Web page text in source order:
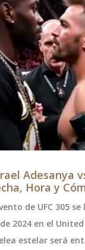
Adesanya
Hora y
de UFC 305
2024 en el
estelar será